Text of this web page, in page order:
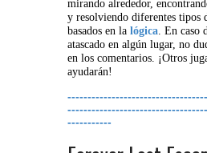
mirando alrededor,
y resolviendo diferentes tipos
basados en la lógica. En caso
atascado en algún lugar, no
en los comentarios. ¡Otros
ayudarán!
-----------